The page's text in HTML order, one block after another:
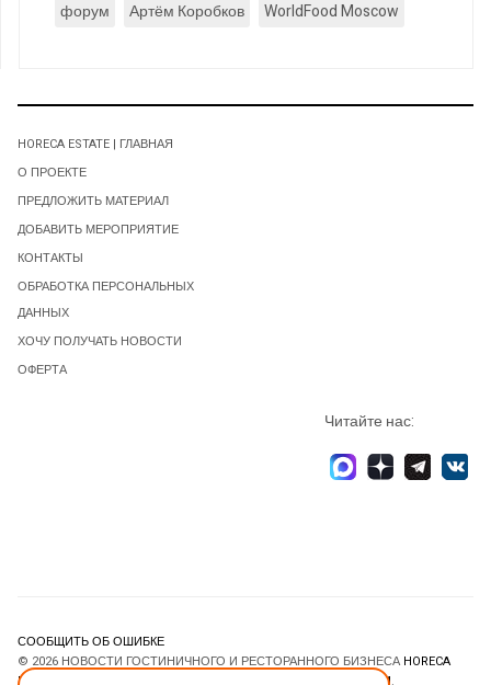
форум
Артём Коробков WorldFood Moscow
HORECA ESTATE | ГЛАВНАЯ
О ПРОЕКТЕ
ПРЕДЛОЖИТЬ МАТЕРИАЛ
ДОБАВИТЬ МЕРОПРИЯТИЕ
КОНТАКТЫ
ОБРАБОТКА ПЕРСОНАЛЬНЫХ
ДАННЫХ
ХОЧУ ПОЛУЧАТЬ НОВОСТИ
ОФЕРТА
Читайте нас:
СООБЩИТЬ ОБ ОШИБКЕ
© 2026 НОВОСТИ ГОСТИНИЧНОГО И РЕСТОРАННОГО БИЗНЕСА HORECA
ESTATE
JOOMLART.COM.